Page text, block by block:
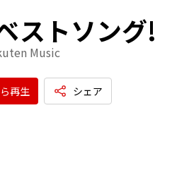
ストソング!
Music
再生 シェア